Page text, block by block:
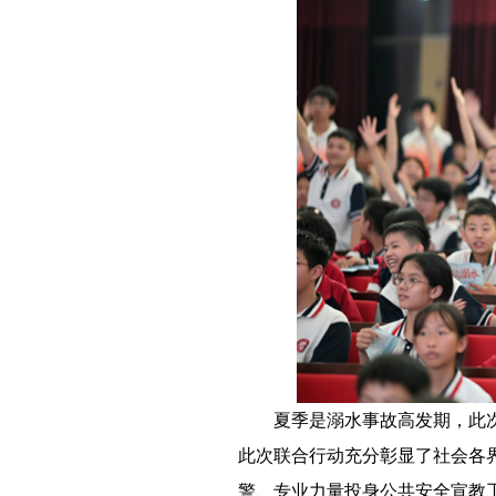
夏季是溺水事故高发期，此
此次联合行动充分彰显了社会各
警、专业力量投身公共安全宣教